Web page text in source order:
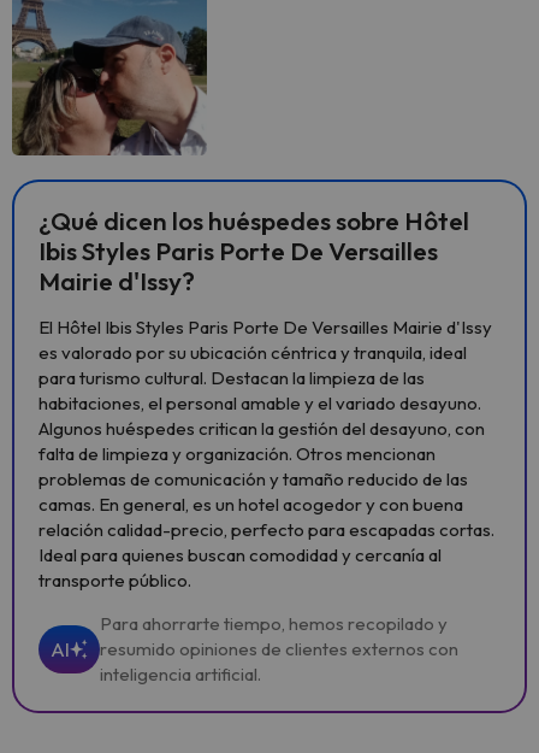
¿Qué dicen los huéspedes sobre Hôtel
Ibis Styles Paris Porte De Versailles
Mairie d'Issy?
El Hôtel Ibis Styles Paris Porte De Versailles Mairie d'Issy
es valorado por su ubicación céntrica y tranquila, ideal
para turismo cultural. Destacan la limpieza de las
habitaciones, el personal amable y el variado desayuno.
Algunos huéspedes critican la gestión del desayuno, con
falta de limpieza y organización. Otros mencionan
problemas de comunicación y tamaño reducido de las
camas. En general, es un hotel acogedor y con buena
relación calidad-precio, perfecto para escapadas cortas.
Ideal para quienes buscan comodidad y cercanía al
transporte público.
AI
Para ahorrarte tiempo, hemos recopilado y
resumido opiniones de clientes externos con
inteligencia artificial.